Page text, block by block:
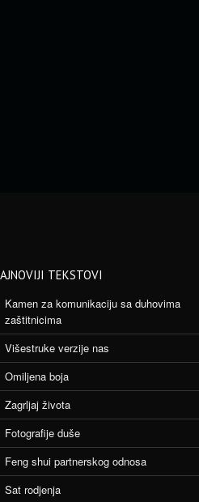
TEKSTOVI
Kamen za komunikaciju sa duhovima
zaštitnicima
Višestruke verzije nas
Omiljena boja
Zagrljaj života
Fotografije duše
Feng shui partnerskog odnosa
Sat rodjenja